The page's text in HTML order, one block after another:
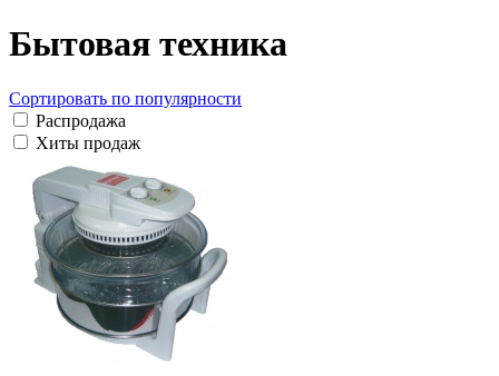
Бытовая техника
Сортировать по популярности
Распродажа
Хиты продаж